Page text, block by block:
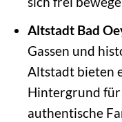
Altstadt Bad
Gassen und
Altstadt bieten
Hintergrund
authentische